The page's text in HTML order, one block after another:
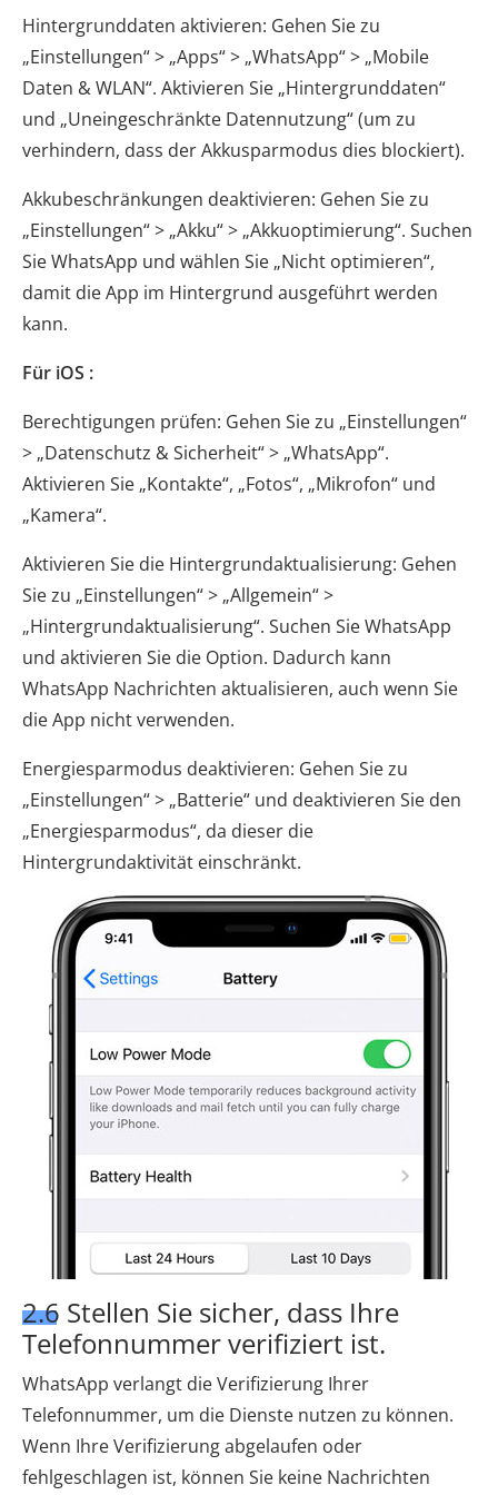
Hintergrunddaten aktivieren: Gehen Sie zu
„Einstellungen“ > „Apps“ > „WhatsApp“ > „Mobile
Daten & WLAN“. Aktivieren Sie „Hintergrunddaten“
und „Uneingeschränkte Datennutzung“ (um zu
verhindern, dass der Akkusparmodus dies blockiert).
Akkubeschränkungen deaktivieren: Gehen Sie zu
„Einstellungen“ > „Akku“ > „Akkuoptimierung“. Suchen
Sie WhatsApp und wählen Sie „Nicht optimieren“,
damit die App im Hintergrund ausgeführt werden
kann.
Für iOS :
Berechtigungen prüfen: Gehen Sie zu „Einstellungen“
> „Datenschutz & Sicherheit“ > „WhatsApp“.
Aktivieren Sie „Kontakte“, „Fotos“, „Mikrofon“ und
„Kamera“.
Aktivieren Sie die Hintergrundaktualisierung: Gehen
Sie zu „Einstellungen“ > „Allgemein“ >
„Hintergrundaktualisierung“. Suchen Sie WhatsApp
und aktivieren Sie die Option. Dadurch kann
WhatsApp Nachrichten aktualisieren, auch wenn Sie
die App nicht verwenden.
Energiesparmodus deaktivieren: Gehen Sie zu
„Einstellungen“ > „Batterie“ und deaktivieren Sie den
„Energiesparmodus“, da dieser die
Hintergrundaktivität einschränkt.
2.6 Stellen Sie sicher, dass Ihre
Telefonnummer verifiziert ist.
WhatsApp verlangt die Verifizierung Ihrer
Telefonnummer, um die Dienste nutzen zu können.
Wenn Ihre Verifizierung abgelaufen oder
fehlgeschlagen ist, können Sie keine Nachrichten